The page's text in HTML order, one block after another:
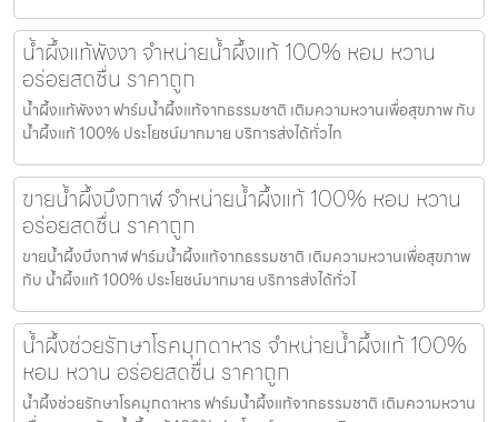
น้ำผึ้งแท้พังงา จำหน่ายน้ำผึ้งแท้ 100% หอม หวาน
อร่อยสดชื่น ราคาถูก
น้ำผึ้งแท้พังงา ฟาร์มน้ำผึ้งแท้จากธรรมชาติ เติมความหวานเพื่อสุขภาพ กับ
น้ำผึ้งแท้ 100% ประโยชน์มากมาย บริการส่งได้ทั่วไท
ขายน้ำผึ้งบึงกาฬ จำหน่ายน้ำผึ้งแท้ 100% หอม หวาน
อร่อยสดชื่น ราคาถูก
ขายน้ำผึ้งบึงกาฬ ฟาร์มน้ำผึ้งแท้จากธรรมชาติ เติมความหวานเพื่อสุขภาพ
กับ น้ำผึ้งแท้ 100% ประโยชน์มากมาย บริการส่งได้ทั่วไ
น้ำผึ้งช่วยรักษาโรคมุกดาหาร จำหน่ายน้ำผึ้งแท้ 100%
หอม หวาน อร่อยสดชื่น ราคาถูก
น้ำผึ้งช่วยรักษาโรคมุกดาหาร ฟาร์มน้ำผึ้งแท้จากธรรมชาติ เติมความหวาน